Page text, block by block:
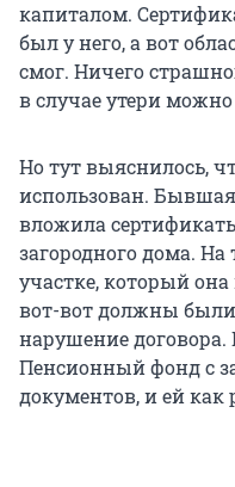
капиталом.
был у него, а вот
смог. Ничего
в случае утери
Но тут выяснилось,
использован.
вложила
загородного дома.
участке, который
вот-вот должны были
нарушение
Пенсионный фонд с
документов, и ей как